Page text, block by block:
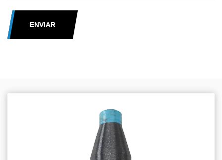
ENVIAR